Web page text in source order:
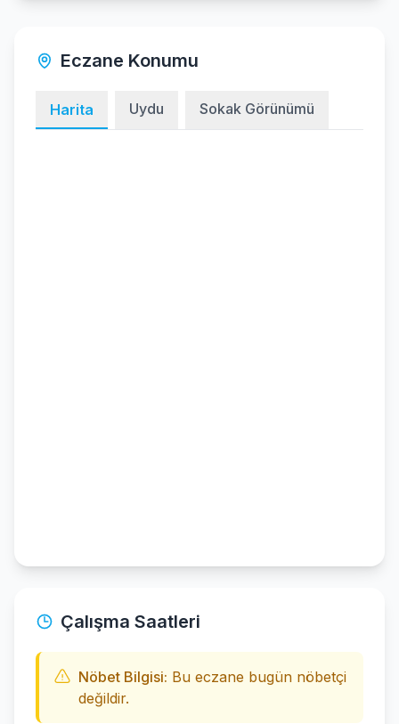
Eczane Konumu
Harita Uydu Sokak Görünümü
Çalışma Saatleri
Nöbet Bilgisi: Bu eczane bugün nöbetçi
değildir.